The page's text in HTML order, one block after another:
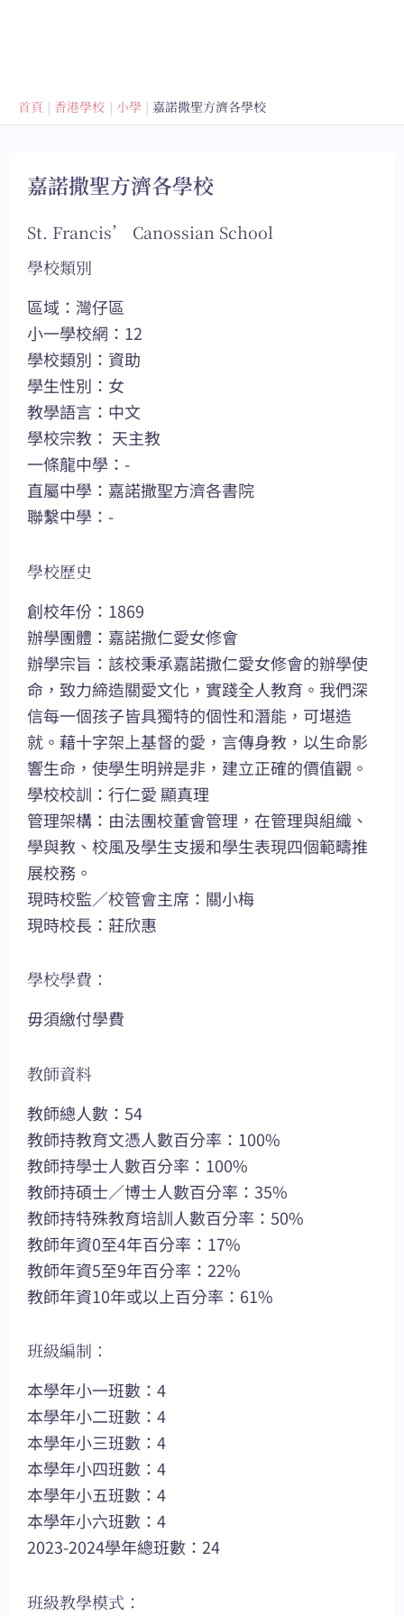
首頁 香港學校 小學 嘉諾撒聖方濟各學校
嘉諾撒聖方濟各學校
St. Francis’ Canossian School
學校類別
區域：灣仔區
小一學校網：12
學校類別：資助
學生性別：女
教學語言：中文
學校宗教： 天主教
一條龍中學：-
直屬中學：嘉諾撒聖方濟各書院
聯繫中學：-
學校歷史
創校年份：1869
辦學團體：嘉諾撒仁愛女修會
辦學宗旨：該校秉承嘉諾撒仁愛女修會的辦學使
命，致力締造關愛文化，實踐全人教育。我們深
信每一個孩子皆具獨特的個性和潛能，可堪造
就。藉十字架上基督的愛，言傳身教，以生命影
響生命，使學生明辨是非，建立正確的價值觀。
學校校訓：行仁愛 顯真理
管理架構：由法團校董會管理，在管理與組織、
學與教、校風及學生支援和學生表現四個範疇推
展校務。
現時校監／校管會主席：關小梅
現時校長：莊欣惠
學校學費：
毋須繳付學費
教師資料
教師總人數：54
教師持教育文憑人數百分率：100%
教師持學士人數百分率：100%
教師持碩士／博士人數百分率：35%
教師持特殊教育培訓人數百分率：50%
教師年資0至4年百分率：17%
教師年資5至9年百分率：22%
教師年資10年或以上百分率：61%
班級編制：
本學年小一班數：4
本學年小二班數：4
本學年小三班數：4
本學年小四班數：4
本學年小五班數：4
本學年小六班數：4
2023-2024學年總班數：24
班級教學模式：